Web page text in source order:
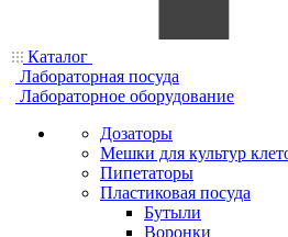
Каталог
Лабораторная посуда
Лабораторное оборудование
Дозаторы
Мешки для культур
Пипетаторы
Пластиковая посуда
Бутыли
Воронки